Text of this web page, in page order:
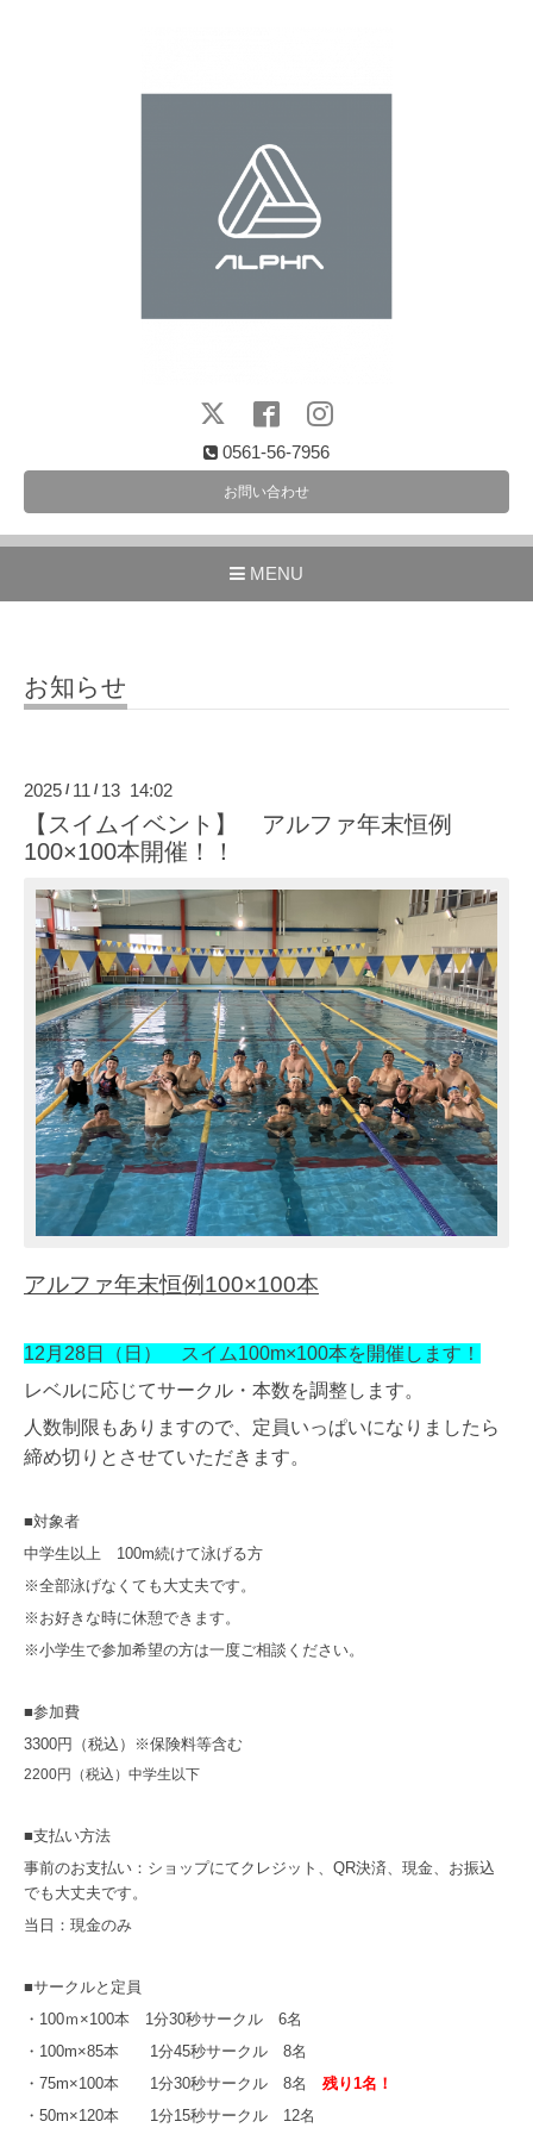
0561-56-7956
お問い合わせ
MENU
お知らせ
2025 / 11 / 13 14:02
【スイムイベント】 アルファ年末恒例
100×100本開催！！
アルファ年末恒例100×100本
12月28日（日） スイム100m×100本を開催します！
レベルに応じてサークル・本数を調整します。
人数制限もありますので、定員いっぱいになりましたら
締め切りとさせていただきます。
■対象者
中学生以上 100m続けて泳げる方
※全部泳げなくても大丈夫です。
※お好きな時に休憩できます。
※小学生で参加希望の方は一度ご相談ください。
■参加費
3300円（税込）※保険料等含む
2200円（税込）中学生以下
■支払い方法
事前のお支払い：ショップにてクレジット、QR決済、現金、お振込
でも大丈夫です。
当日：現金のみ
■サークルと定員
・100ｍ×100本 1分30秒サークル 6名
・100m×85本 1分45秒サークル 8名
・75m×100本 1分30秒サークル 8名 残り1名！
・50m×120本 1分15秒サークル 12名